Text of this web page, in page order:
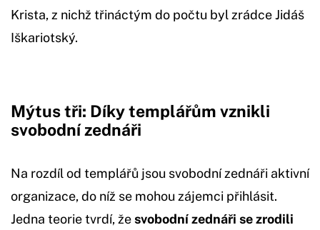
Krista, z nichž třináctým do počtu byl zrádce Jidáš
Iškariotský.
Mýtus tři: Díky templářům vznikli
svobodní zednáři
Na rozdíl od templářů jsou svobodní zednáři aktivní
organizace, do níž se mohou zájemci přihlásit.
Jedna teorie tvrdí, žesvobodní zednáři se zrodili